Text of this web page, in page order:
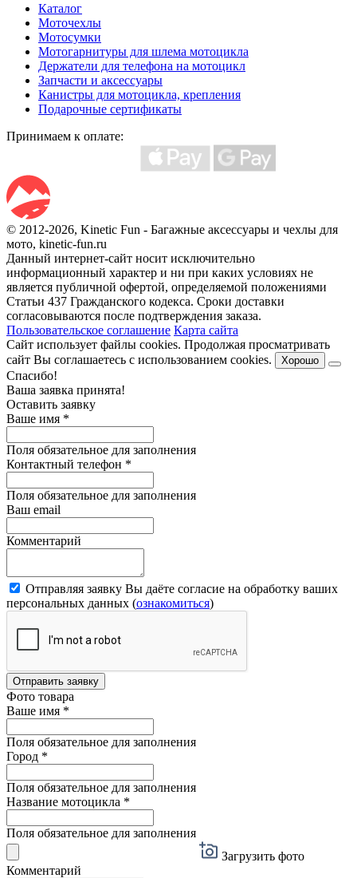
Каталог
Моточехлы
Мотосумки
Мотогарнитуры для шлема мотоцикла
Держатели для телефона на мотоцикл
Запчасти и аксессуары
Канистры для мотоцикла, крепления
Подарочные сертификаты
Принимаем к оплате:
© 2012-2026, Kinetic Fun - Багажные аксессуары и чехлы для
мото, kinetic-fun.ru
Данный интернет-сайт носит исключительно
информационный характер и ни при каких условиях не
является публичной офертой, определяемой положениями
Статьи 437 Гражданского кодекса. Сроки доставки
согласовываются после подтверждения заказа.
Пользовательское соглашение Карта сайта
Сайт использует файлы cookies. Продолжая просматривать
сайт Вы соглашаетесь с использованием cookies.
Хорошо
Спасибо!
Ваша заявка принята!
Оставить заявку
Ваше имя *
Поля обязательное для заполнения
Контактный телефон *
Поля обязательное для заполнения
Ваш email
Комментарий
Отправляя заявку Вы даёте согласие на обработку ваших
персональных данных (ознакомиться)
Отправить заявку
Фото товара
Ваше имя *
Поля обязательное для заполнения
Город *
Поля обязательное для заполнения
Название мотоцикла *
Поля обязательное для заполнения
Загрузить фото
Комментарий